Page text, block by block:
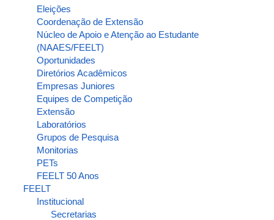
Eleições
Coordenação de Extensão
Núcleo de Apoio e Atenção ao Estudante
(NAAES/FEELT)
Oportunidades
Diretórios Acadêmicos
Empresas Juniores
Equipes de Competição
Extensão
Laboratórios
Grupos de Pesquisa
Monitorias
PETs
FEELT 50 Anos
FEELT
Institucional
Secretarias